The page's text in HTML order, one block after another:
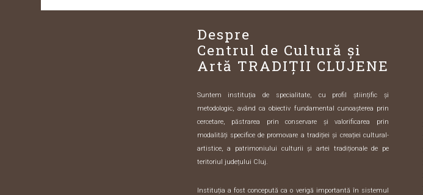
Despre
Centrul de Cultură și
Artă TRADIȚII CLUJENE
Suntem instituția de specialitate, cu profil științific și
metodologic, având ca obiectiv fundamental cunoașterea prin
cercetare, păstrarea prin conservare și valorificarea prin
modalități specifice de promovare a tradiției și creației cultural-
artistice, a patrimoniului culturii și artei tradiționale de pe
teritoriul județului Cluj.
Instituția a fost concepută ca o verigă importantă în sistemul